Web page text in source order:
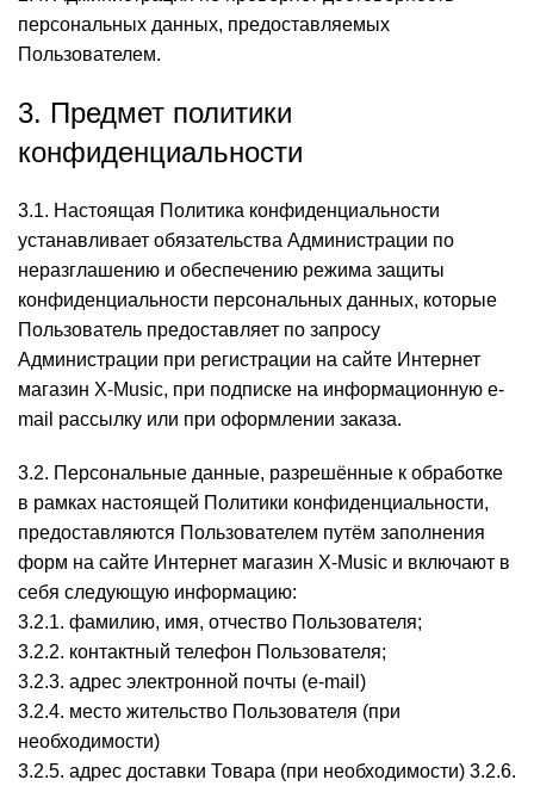
персональных данных, предоставляемых
Пользователем.
3. Предмет политики
конфиденциальности
3.1. Настоящая Политика конфиденциальности
устанавливает обязательства Администрации по
неразглашению и обеспечению режима защиты
конфиденциальности персональных данных, которые
Пользователь предоставляет по запросу
Администрации при регистрации на сайте Интернет
магазин X-Music, при подписке на информационную e-
mail рассылку или при оформлении заказа.
3.2. Персональные данные, разрешённые к обработке
в рамках настоящей Политики конфиденциальности,
предоставляются Пользователем путём заполнения
форм на сайте Интернет магазин X-Music и включают в
себя следующую информацию:
3.2.1. фамилию, имя, отчество Пользователя;
3.2.2. контактный телефон Пользователя;
3.2.3. адрес электронной почты (e-mail)
3.2.4. место жительство Пользователя (при
необходимости)
3.2.5. адрес доставки Товара (при необходимости) 3.2.6.